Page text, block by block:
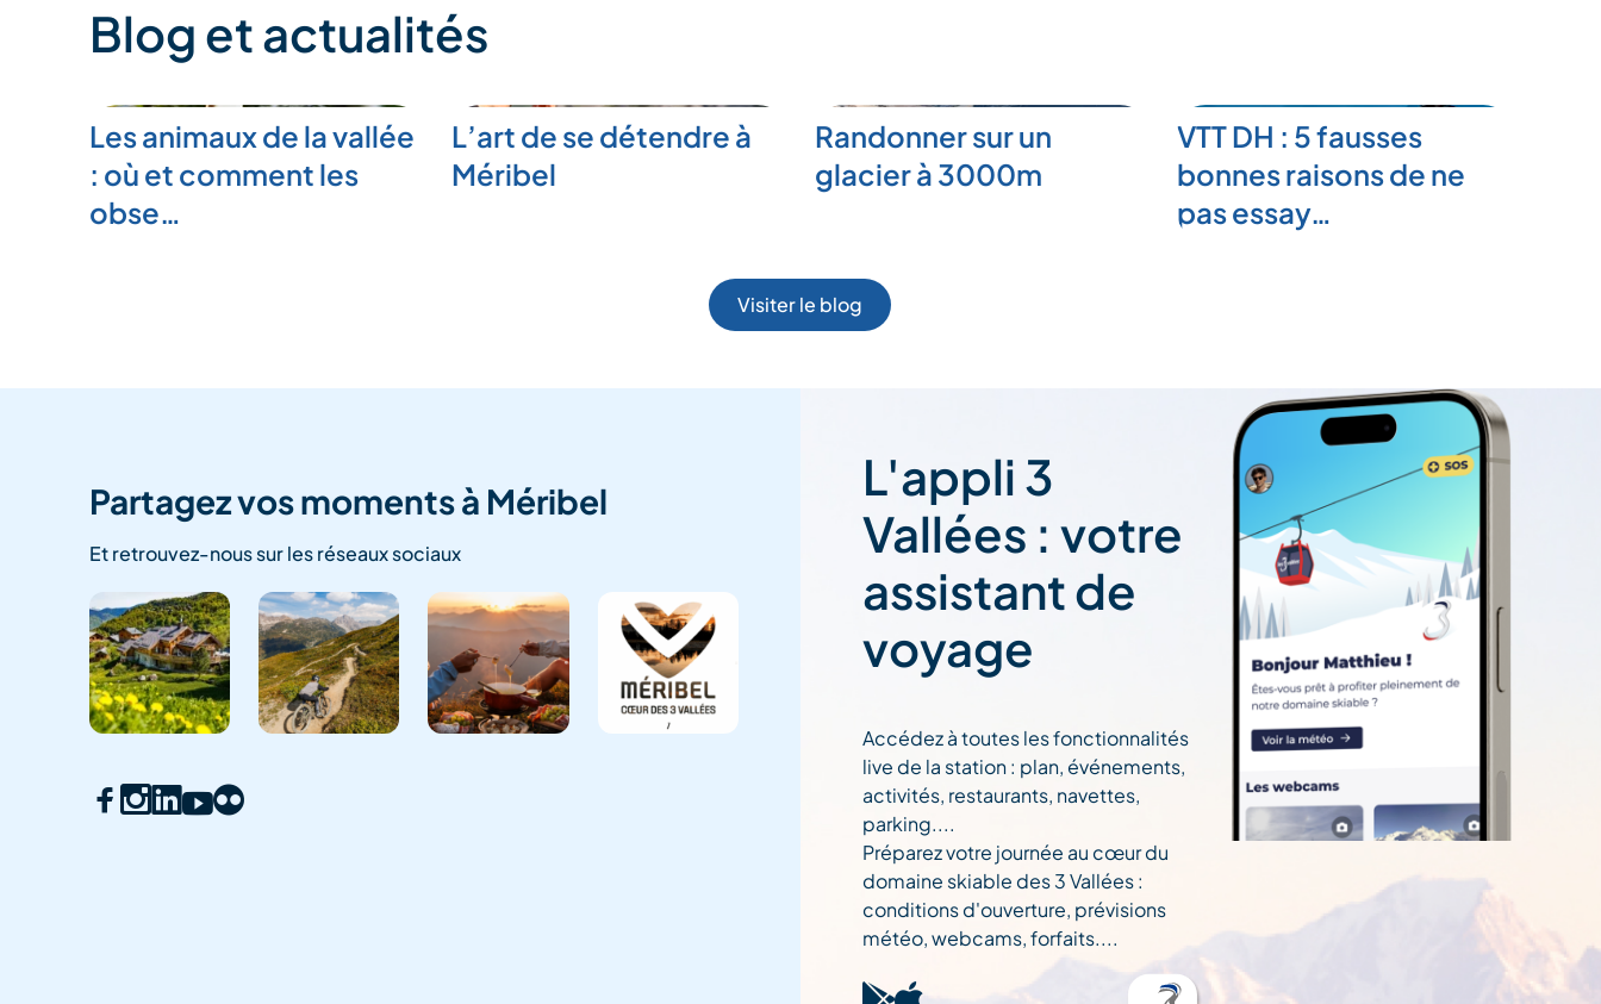
Blog et actualités
Les animaux de la vallée
: où et comment les
obse…
L’art de se détendre à
Méribel
Randonner sur un
glacier à 3000m
VTT DH : 5 fausses
bonnes raisons de ne
pas essay…
Visiter le blog
Partagez vos moments à Méribel
Et retrouvez-nous sur les réseaux sociaux
L'appli 3
Vallées : votre
assistant de
voyage
Accédez à toutes les fonctionnalités
live de la station : plan, événements,
activités, restaurants, navettes,
parking....
Préparez votre journée au cœur du
domaine skiable des 3 Vallées :
conditions d'ouverture, prévisions
météo, webcams, forfaits....